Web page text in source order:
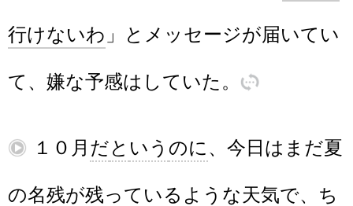
行けないわ 」 と メッセージが届いてい
て 、 嫌な予感は していた 。 訳
再 １０ 月 だと いう のに 、 今日 は まだ夏
の名残が残っている よう な天気で、 ち